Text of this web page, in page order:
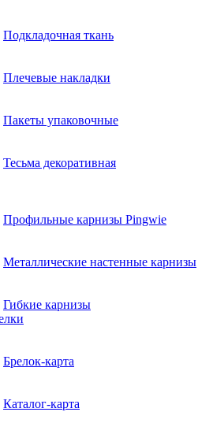
Подкладочная ткань
Плечевые накладки
Пакеты упаковочные
Тесьма декоративная
Профильные карнизы Pingwie
Металлические настенные карнизы
Гибкие карнизы
Брелок-карта
Каталог-карта